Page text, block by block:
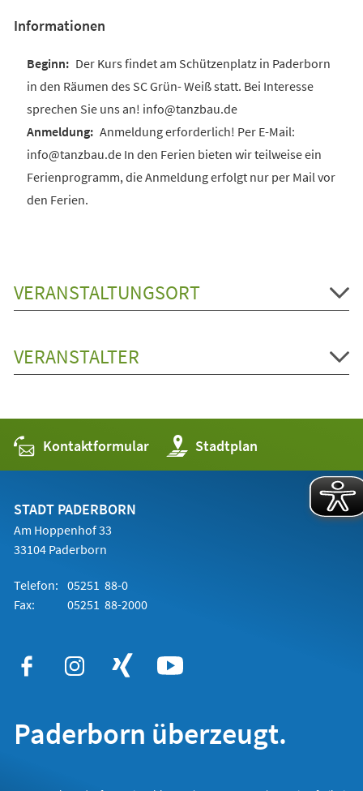
Informationen
Der Kurs findet am Schützenplatz in Paderborn
in den Räumen des SC Grün- Weiß statt. Bei Interesse
sprechen Sie uns an! info@tanzbau.de
Anmeldung erforderlich! Per E-Mail:
info@tanzbau.de In den Ferien bieten wir teilweise ein
Ferienprogramm, die Anmeldung erfolgt nur per Mail vor
den Ferien.
VERANSTALTUNGSORT
VERANSTALTER
Kontaktformular Stadtplan
(Öffnet
in
einem
STADT PADERBORN
Am Hoppenhof 33
33104 Paderborn
Telefon: 05251 88-0
Fax:
05251 88-2000
Paderborn überzeugt.